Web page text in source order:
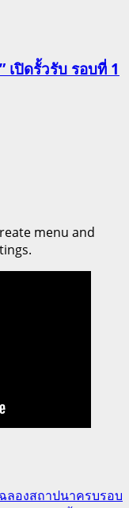
เปิดรั้วรับ รอบที่ 1
menu and
ลองสถาปนาครบรอบ